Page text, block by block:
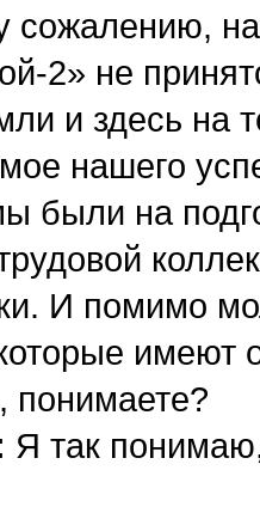
сожалению,
2» не
и здесь на
нашего
были на
И помимо
имеют
понимаете?
Я так